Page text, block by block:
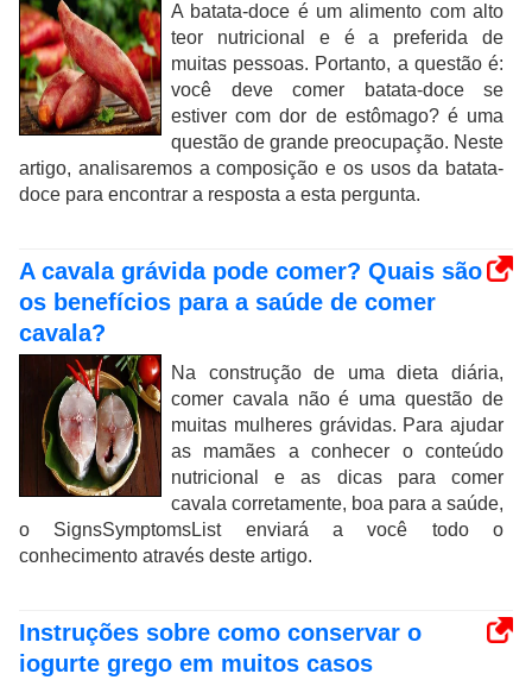
A batata-doce é um alimento com alto
teor nutricional e é a preferida de
muitas pessoas. Portanto, a questão é:
você deve comer batata-doce se
estiver com dor de estômago? é uma
questão de grande preocupação. Neste
artigo, analisaremos a composição e os usos da batata-
doce para encontrar a resposta a esta pergunta.
A cavala grávida pode comer? Quais são
os benefícios para a saúde de comer
cavala?
Na construção de uma dieta diária,
comer cavala não é uma questão de
muitas mulheres grávidas. Para ajudar
as mamães a conhecer o conteúdo
nutricional e as dicas para comer
cavala corretamente, boa para a saúde,
o SignsSymptomsList enviará a você todo o
conhecimento através deste artigo.
Instruções sobre como conservar o
iogurte grego em muitos casos